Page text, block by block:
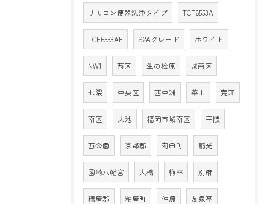
リモコン便器洗浄タイプ TCF6553A
TCF6553AF S2Aグレード ホワイト
NW1 西区 生の松原 城南区
七隈 中央区 西中洲 茶山 荒江
南区 大池 福岡市城南区 干隈
西公園 京都郡 苅田町 稲光
國崎八幡宮 大橋 梅林 別府
糟屋郡 粕屋町 仲原 友泉亭